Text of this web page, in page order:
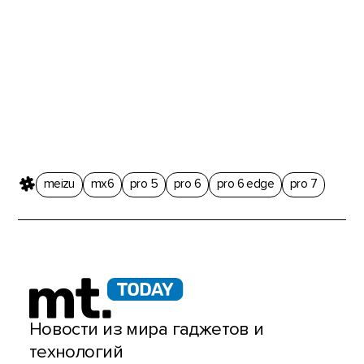
meizu mx6 pro 5 pro 6 pro 6 edge pro 7
Новости из мира гаджетов и
технологий